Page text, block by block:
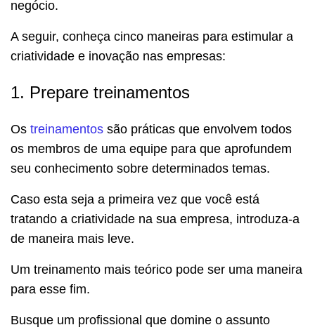
negócio.
A seguir, conheça cinco maneiras para estimular a
criatividade e inovação nas empresas:
1. Prepare treinamentos
Os treinamentos são práticas que envolvem todos
os membros de uma equipe para que aprofundem
seu conhecimento sobre determinados temas.
Caso esta seja a primeira vez que você está
tratando a criatividade na sua empresa, introduza-a
de maneira mais leve.
Um treinamento mais teórico pode ser uma maneira
para esse fim.
Busque um profissional que domine o assunto